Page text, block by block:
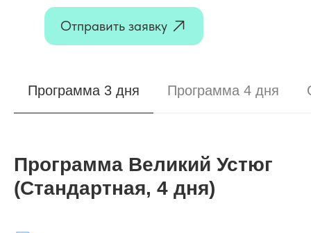
Отправить заявку
Программа 3 дня Программа 4 дня
Программа Великий Устюг
(Стандартная, 4 дня)